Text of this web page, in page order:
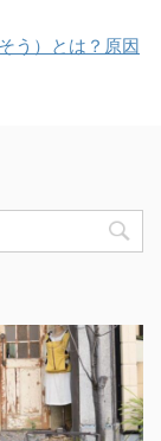
う）とは？原因